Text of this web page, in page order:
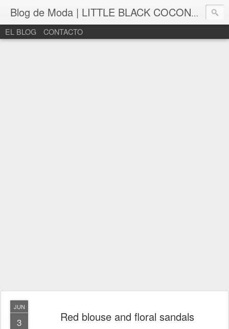
Blog de Moda | LITTLE BLACK COCONUT | Bloguera de moda en León
EL BLOG CONTACTO
JUN
3 Red blouse and floral sandals